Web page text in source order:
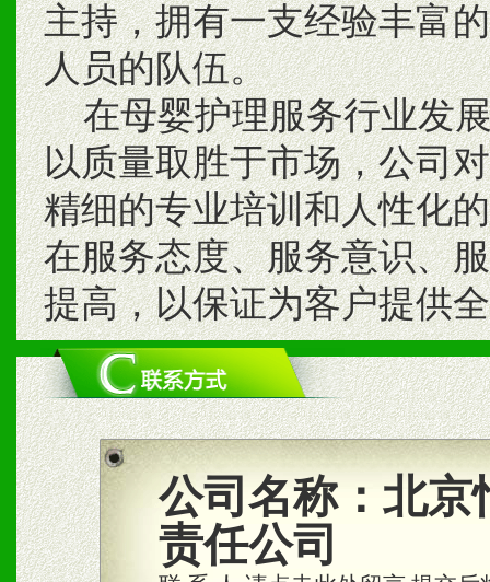
主持，拥有一支经验丰富
人员的队伍。
在母婴护理服务行业发展
以质量取胜于市场，公司
精细的专业培训和人性化
在服务态度、服务意识、
提高，以保证为客户提供
公司名称： 北京
责任公司